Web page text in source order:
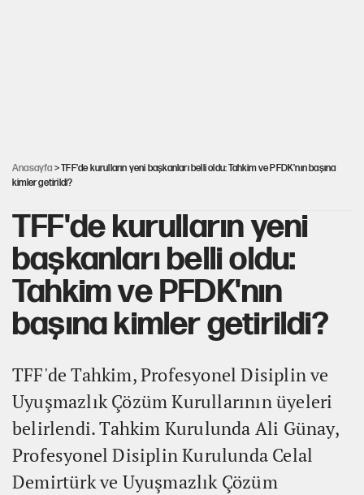
Anasayfa > TFF'de kurulların yeni başkanları belli oldu: Tahkim ve PFDK'nın başına
kimler getirildi?
TFF'de kurulların yeni
başkanları belli oldu:
Tahkim ve PFDK'nın
başına kimler getirildi?
TFF'de Tahkim, Profesyonel Disiplin ve
Uyuşmazlık Çözüm Kurullarının üyeleri
belirlendi. Tahkim Kurulunda Ali Günay,
Profesyonel Disiplin Kurulunda Celal
Demirtürk ve Uyuşmazlık Çözüm